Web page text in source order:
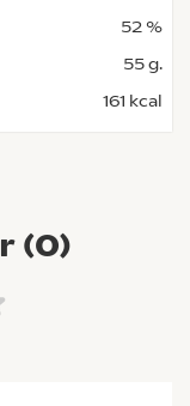
52 %
55 g.
161 kcal
(0)